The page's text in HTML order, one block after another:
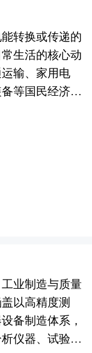
我国电子设备
况、重点企业
详细的阐述和
发展进行详尽
政策经济发展
范建议进行分
项研究报
英专家团队在
项目成功落地
内提出“全流
期拿地策划、
体规划、城市
、商业模式设
测，分析电子
取能力、产业
业、市场、企
为客户提供深
的研究方法帮
制定一系列优
发展，这为形
了条件。 要
势、扩张优势
有效发挥，除
备一些条件，
密切的物质和
，交流手段和
合作关系；形
，创新的“产
值观和理念，
有利于这些条
套和企业的联
府或企业为实
境。 产业园
的集中。但
物品的共享并
为高速作业提
快速响应与精
业精度；专用
精准控制能
实现自动化、
产生的振动与
与精度一致
工艺的深度
指令，控制各
进给速度结合
、精准的专项
高速专用机的
的协同优化，
性保障与工艺
、数控技术、
交叉融合，核
行业的质量控
代加速与应用
察，全球生物
法规的趋严、
致要求，以及
成了分析仪器
给端审视，质
谱与质谱联用
的现场化应
仪器自主优化
争规则。与此
欧美日传统巨
分领域的技术
业格局呈现
征。未来，全
变革。第一，
室自动化工作
转换或传递的
生活的核心动
输、家用电
等国民经济各
等全品类产
一国工业基础
能源结构转
持续提升，电
能、智能控
，成为支撑全
效标准升级
式增长、家电
备扩张，为高
间；而IE4/IE5
强制推行，倒
业制造与质量
以高精度测
备制造体系，
仪器、试验